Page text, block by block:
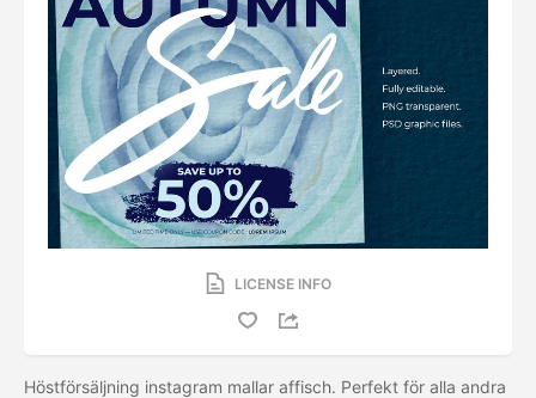
LICENSE INFO
Höstförsäljning instagram mallar affisch. Perfekt för alla andra